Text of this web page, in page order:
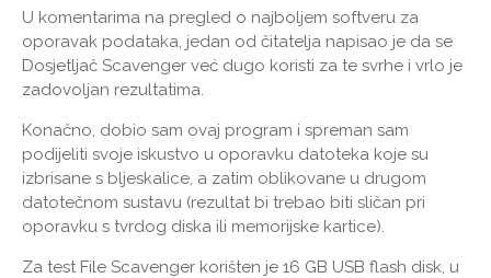
U komentarima na pregled o najboljem softveru za
oporavak podataka, jedan od čitatelja napisao je da se
Dosjetljač Scavenger već dugo koristi za te svrhe i vrlo je
zadovoljan rezultatima.
Konačno, dobio sam ovaj program i spreman sam
podijeliti svoje iskustvo u oporavku datoteka koje su
izbrisane s bljeskalice, a zatim oblikovane u drugom
datotečnom sustavu (rezultat bi trebao biti sličan pri
oporavku s tvrdog diska ili memorijske kartice).
Za test File Scavenger korišten je 16 GB USB flash disk, u